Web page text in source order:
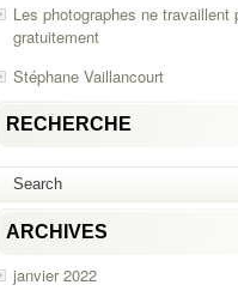
Les photographes ne travaillent
gratuitement
Stéphane Vaillancourt
RECHERCHE
ARCHIVES
janvier 2022